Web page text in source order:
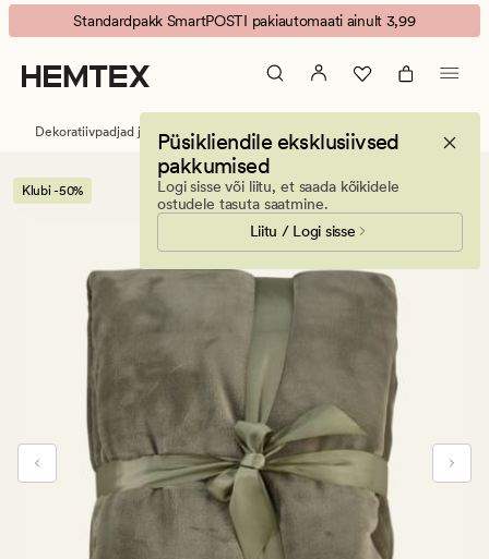
Ted
fliispleed
oliiviroheline
Animated
banner.
Press
ESCAPE
Standardpakk SmartPOSTI pakiautomaati ainult 3,99
Püsikliendile eksklusiivsed
pakkumised
Logi sisse või liitu, et saada kõikidele
ostudele tasuta saatmine.
Liitu / Logi sisse
Dekoratiivpadjad ja pleedid Pleedid Fliispleedid
Klubi -50%